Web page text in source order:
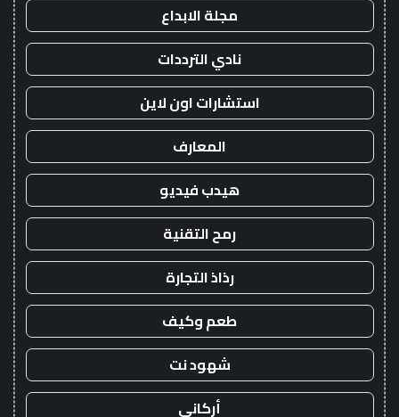
مجلة الابداع
نادي الترددات
استشارات اون لاين
المعارف
هيدب فيديو
رمح التقنية
رذاذ التجارة
طعم وكيف
شهود نت
أركاني